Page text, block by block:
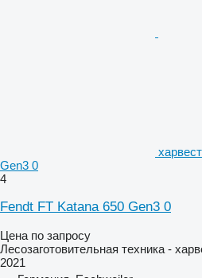
Gen3 0
4
Fendt FT Katana 650 Gen3 0
Цена по запросу
Лесозаготовительная техника -
2021